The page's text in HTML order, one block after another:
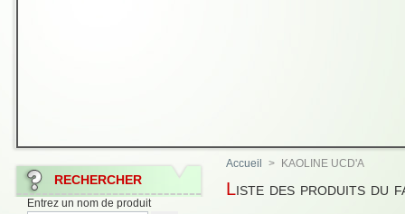
RECHERCHER
Entrez un nom de produit
Accueil > KAOLINE UCD'A
Liste des produits du